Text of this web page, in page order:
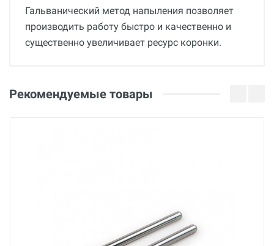
Гальванический метод напыления позволяет
производить работу быстро и качественно и
существенно увеличивает ресурс коронки.
Китай
Оценка
Рекомендуемые товары